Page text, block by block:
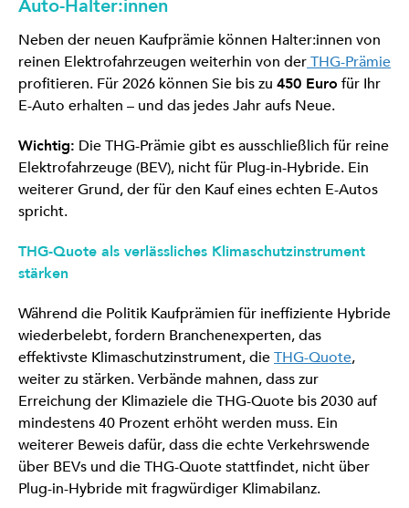
Auto-Halter:innen
Neben der neuen Kaufprämie können Halter:innen von
reinen Elektrofahrzeugen weiterhin von derTHG-Prämie
profitieren. Für 2026 können Sie bis zu 450 Euro für Ihr
E-Auto erhalten – und das jedes Jahr aufs Neue.
Wichtig: Die THG-Prämie gibt es ausschließlich für reine
Elektrofahrzeuge (BEV), nicht für Plug-in-Hybride. Ein
weiterer Grund, der für den Kauf eines echten E-Autos
spricht.
THG-Quote als verlässliches Klimaschutzinstrument
stärken
Während die Politik Kaufprämien für ineffiziente Hybride
wiederbelebt, fordern Branchenexperten, das
effektivste Klimaschutzinstrument, dieTHG-Quote,
weiter zu stärken. Verbände mahnen, dass zur
Erreichung der Klimaziele die THG-Quote bis 2030 auf
mindestens 40 Prozent erhöht werden muss. Ein
weiterer Beweis dafür, dass die echte Verkehrswende
über BEVs und die THG-Quote stattfindet, nicht über
Plug-in-Hybride mit fragwürdiger Klimabilanz.